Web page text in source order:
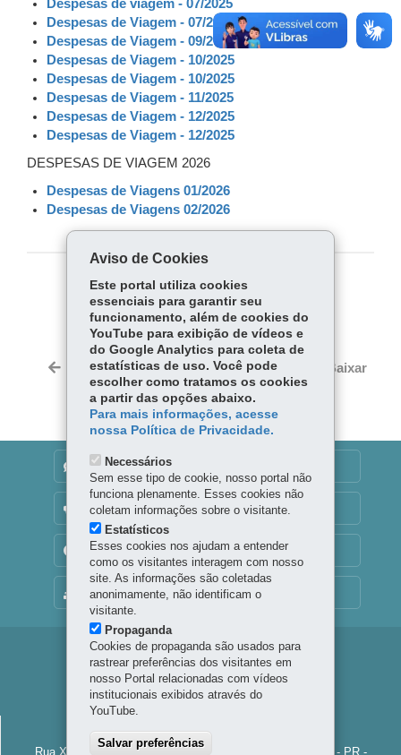
Despesas de viagem - 07/2025
Despesas de Viagem - 07/2025
Despesas de Viagem - 09/2025
Despesas de Viagem - 10/2025
Despesas de Viagem - 10/2025
Despesas de Viagem - 11/2025
Despesas de Viagem - 12/2025
Despesas de Viagem - 12/2025
DESPESAS DE VIAGEM 2026
Despesas de Viagens 01/2026
Despesas de Viagens 02/2026
COMPARTILHE:
Fa
ce
bo
ok
Tw
er
W
ha
ts
Ap
Voltar Início Imprimir Baixar
MAPA DO SITE
DENUNCIE CORRUPÇÃO
OUVIDORIA
TRANSPARÊNCIA INSTITUCIONAL
Navegação
Principal
Palco
Paraná
Rua XV de Novembro, 971 - Centro - PR -
Aviso de Cookies
Este portal utiliza cookies
essenciais para garantir seu
funcionamento, além de cookies do
YouTube para exibição de vídeos e
do Google Analytics para coleta de
estatísticas de uso. Você pode
escolher como tratamos os cookies
a partir das opções abaixo.
Para mais informações, acesse
nossa Política de Privacidade.
Necessários
Sem esse tipo de cookie, nosso portal não
funciona plenamente. Esses cookies não
coletam informações sobre o visitante.
Estatísticos
Esses cookies nos ajudam a entender
como os visitantes interagem com nosso
site. As informações são coletadas
anonimamente, não identificam o
visitante.
Propaganda
Cookies de propaganda são usados para
rastrear preferências dos visitantes em
nosso Portal relacionadas com vídeos
institucionais exibidos através do
YouTube.
Salvar preferências